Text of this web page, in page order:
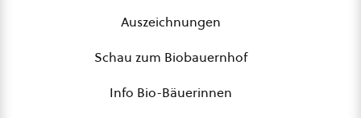
Auszeichnungen
Schau zum Biobauernhof
Info Bio-Bäuerinnen